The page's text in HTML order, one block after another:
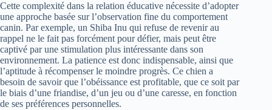
Cette complexité dans la relation éducative nécessite d’adopter
une approche basée sur l’observation fine du comportement
canin. Par exemple, un Shiba Inu qui refuse de revenir au
rappel ne le fait pas forcément pour défier, mais peut être
captivé par une stimulation plus intéressante dans son
environnement. La patience est donc indispensable, ainsi que
l’aptitude à récompenser le moindre progrès. Ce chien a
besoin de savoir que l’obéissance est profitable, que ce soit par
le biais d’une friandise, d’un jeu ou d’une caresse, en fonction
de ses préférences personnelles.